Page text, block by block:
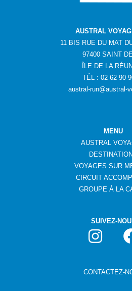
AUSTRAL
11 BIS RUE DU MAT
97400 SAINT
ÎLE DE LA
TÉL : 02 62 90
austral-run@austral-
MENU
AUSTRAL
VOYAGES SUR
CIRCUIT
GROUPE À LA
SUIVEZ-
CONTACTEZ-